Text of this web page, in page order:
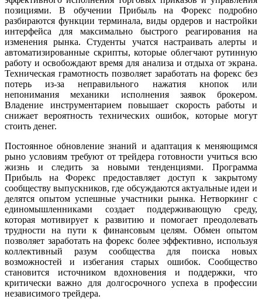
позициями. В обучении Прибыль на Форекс подробно
разбираются функции терминала, виды ордеров и настройки
интерфейса для максимально быстрого реагирования на
изменения рынка. Студенты учатся настраивать алерты и
автоматизированные скрипты, которые облегчают рутинную
работу и освобождают время для анализа и отдыха от экрана.
Техническая грамотность позволяет заработать на форекс без
потерь из-за неправильного нажатия кнопок или
непонимания механики исполнения заявок брокером.
Владение инструментарием повышает скорость работы и
снижает вероятность технических ошибок, которые могут
стоить денег.
Постоянное обновление знаний и адаптация к меняющимся
рыно условиям требуют от трейдера готовности учиться всю
жизнь и следить за новыми тенденциями. Программа
Прибыль на Форекс предоставляет доступ к закрытому
сообществу выпускников, где обсуждаются актуальные идеи и
делятся опытом успешные участники рынка. Нетворкинг с
единомышленниками создает поддерживающую среду,
которая мотивирует к развитию и помогает преодолевать
трудности на пути к финансовым целям. Обмен опытом
позволяет заработать на форекс более эффективно, используя
коллективный разум сообщества для поиска новых
возможностей и избегания старых ошибок. Сообщество
становится источником вдохновения и поддержки, что
критически важно для долгосрочного успеха в профессии
независимого трейдера.